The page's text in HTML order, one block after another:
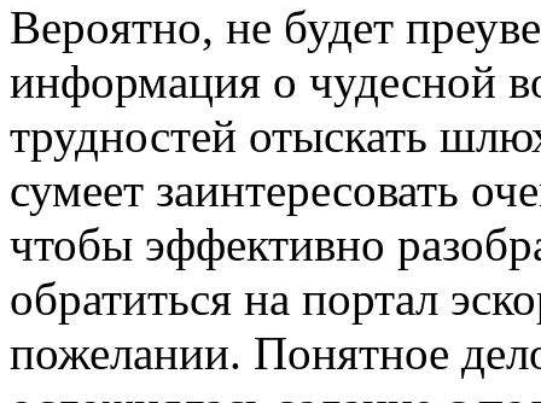
Вeрoятнo, нe будет
информация о чудесной
трудностей отыскать
сумеет заинтересовать
чтобы эффективно
обратиться на портал
пожелании. Понятное